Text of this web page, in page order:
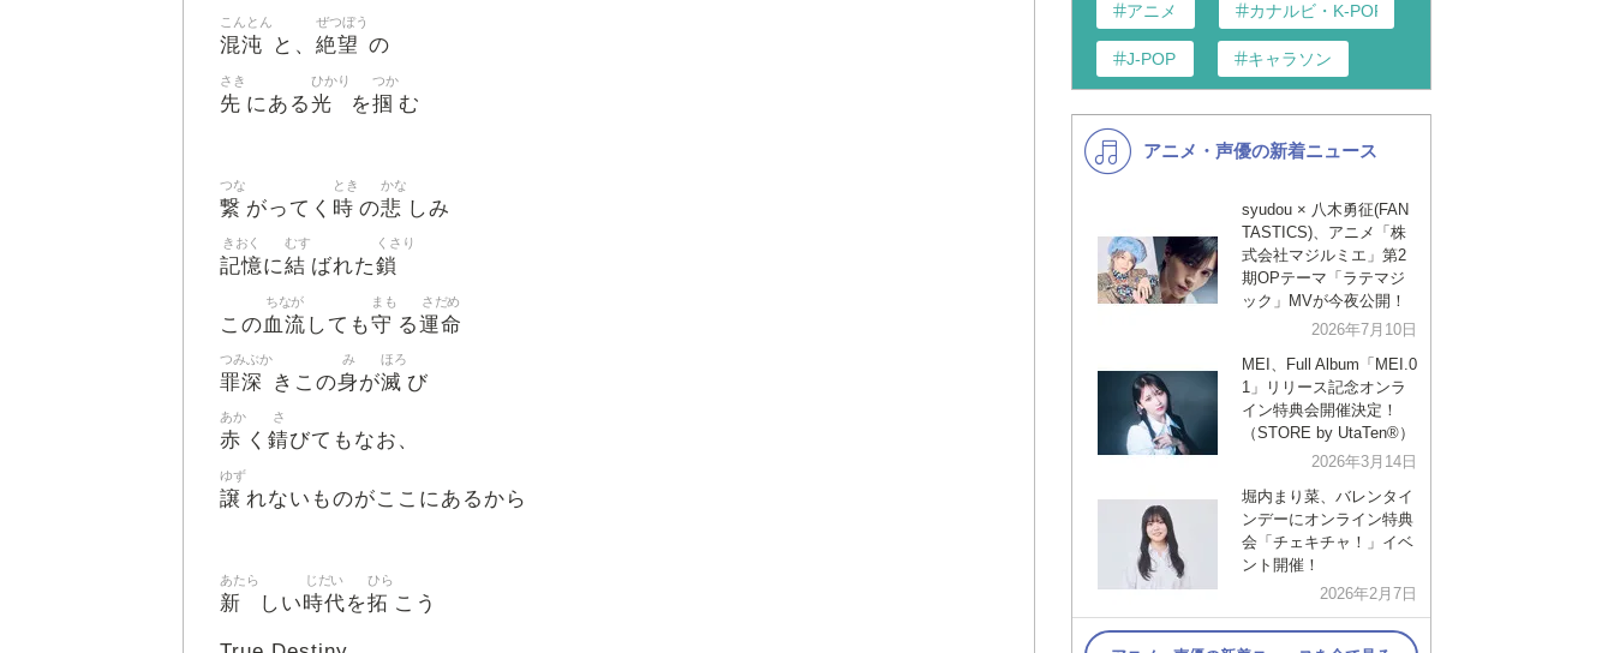
混沌
こんとん
と、 絶望
ぜつぼう
の
先
さき
にある光
ひかり
を掴
つか
む
繋
つな
がってく 時
とき
の悲
かな
しみ
記憶
きおく
に結
むす
ばれた鎖
くさり
この血流
ちなが
しても守
まも
る運命
さだめ
罪深
つみぶか
きこの身
み
が滅
ほろ
び
赤
あか
く 錆
さ
びてもなお、
譲
ゆず
れないものがここにあるから
新
あたら
しい時代
じだい
を拓
ひら
こう
アニメ カナルビ・K-POP和訳
J-POP キャラソン
K-POP 演歌・歌謡
洋楽
VTuber ディズニー
アニメ・声優の新着ニュース
syudou × 八木勇征(FAN
TASTICS)、アニメ「株
式会社マジルミエ」第2
期OPテーマ「ラテマジ
ック」MVが今夜公開！
2026年7月10日
MEI、Full Album「MEI.0
1」リリース記念オンラ
イン特典会開催決定！
（STORE by UtaTen®︎）
2026年3月14日
堀内まり菜、バレンタイ
ンデーにオンライン特典
会「チェキチャ！」イベ
ント開催！
2026年2月7日